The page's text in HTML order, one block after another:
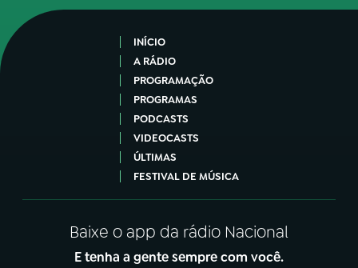
INÍCIO
A RÁDIO
PROGRAMAÇÃO
PROGRAMAS
PODCASTS
VIDEOCASTS
ÚLTIMAS
FESTIVAL DE MÚSICA
Baixe o app da rádio Nacional
E tenha a gente sempre com você.